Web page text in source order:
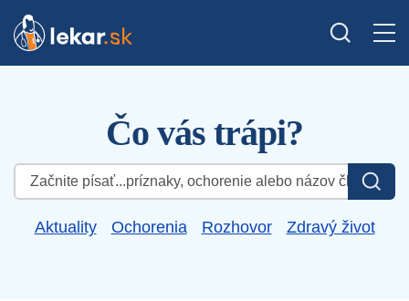
Čo vás trápi?
Hľadať:
Aktuality Ochorenia Rozhovor Zdravý život